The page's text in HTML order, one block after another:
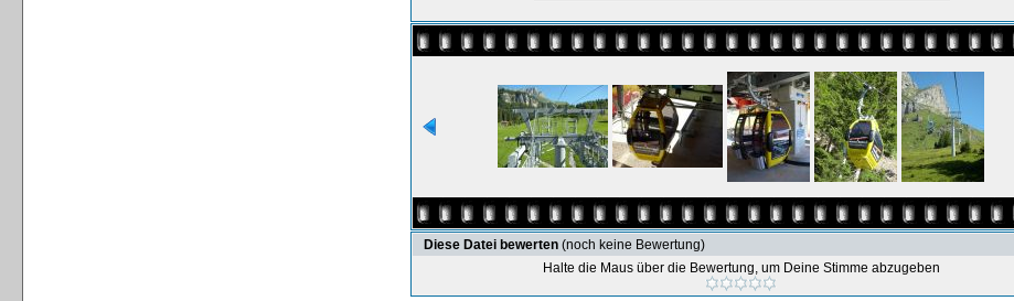
Diese Datei bewerten (noch keine Bewertung)
Halte die Maus über die Bewertung, um Deine Stimme abzugeben